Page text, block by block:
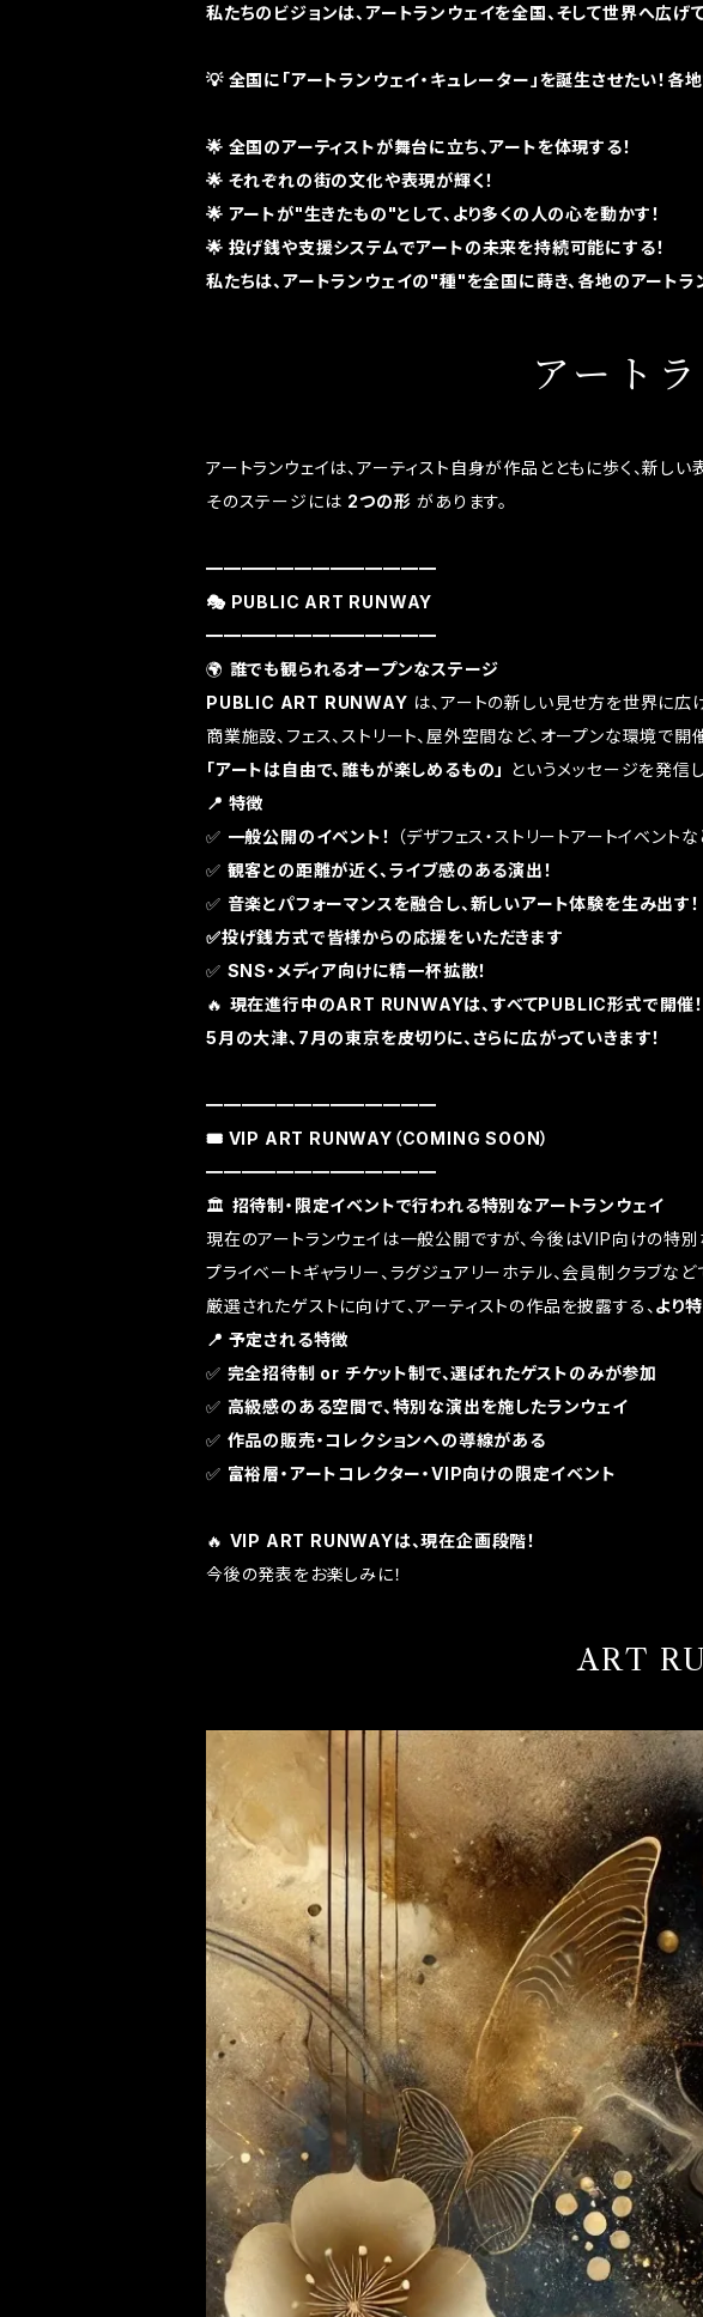
私たちのビジョンは、アートランウェイを全国、そして世界へ広げて
💡 全国に「アートランウェイ・キュレーター」を誕生させたい！
🌟 全国のアーティストが舞台に立ち、アートを体現する！
🌟 それぞれの街の文化や表現が輝く！
🌟 アートが"生きたもの"として、より多くの人の心を動かす！
🌟 投げ銭や支援システムでアートの未来を持続可能にする！
私たちは、アートランウェイの"種"を全国に蒔き、各地のアートラ
アート
アートランウェイは、アーティスト自身が作品とともに歩く、新しい
そのステージには 2つの形 があります。
━━━━━━━━━━━━━
🎭 PUBLIC ART RUNWAY
━━━━━━━━━━━━━
🌍 誰でも観られるオープンなステージ
PUBLIC ART RUNWAY は、アートの新しい見せ方を世界に広
商業施設、フェス、ストリート、屋外空間など、オープンな環境で開催
「アートは自由で、誰もが楽しめるもの」 というメッセージを発信し
📍 特徴
✅ 一般公開のイベント！
（デザフェス・ストリートアートイベントな
✅ 観客との距離が近く、ライブ感のある演出！
✅ 音楽とパフォーマンスを融合し、新しいアート体験を生み出す！
✅投げ銭方式で皆様からの応援をいただきます
✅ SNS・メディア向けに精一杯拡散！
🔥 現在進行中のART RUNWAYは、すべてPUBLIC形式で開催！
5月の大津、7月の東京を皮切りに、さらに広がっていきます！
━━━━━━━━━━━━━
🎟️ VIP ART RUNWAY（COMING SOON）
━━━━━━━━━━━━━
🏛 招待制・限定イベントで行われる特別なアートランウェイ
現在のアートランウェイは一般公開ですが、今後はVIP向けの特別
プライベートギャラリー、ラグジュアリーホテル、会員制クラブなど
厳選されたゲストに向けて、アーティストの作品を披露する、 より
📍 予定される特徴
✅ 完全招待制 or チケット制で、選ばれたゲストのみが参加
✅ 高級感のある空間で、特別な演出を施したランウェイ
✅ 作品の販売・コレクションへの導線がある
✅ 富裕層・アートコレクター・VIP向けの限定イベント
🔥 VIP ART RUNWAYは、現在企画段階！
今後の発表をお楽しみに！
ART